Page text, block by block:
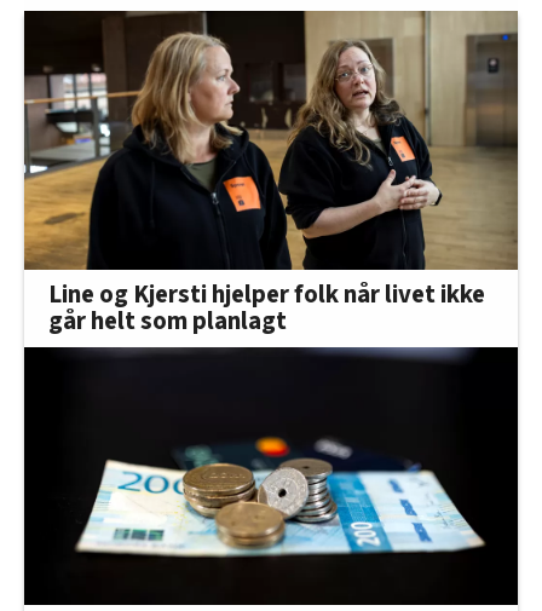
Line og Kjersti hjelper folk når livet ikke
går helt som planlagt